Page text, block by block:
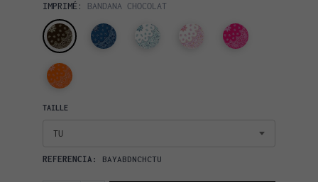
IMPRIMÉ: BANDANA CHOCOLAT
TAILLE
TU
REFERENCIA: BAYABDNCHCTU